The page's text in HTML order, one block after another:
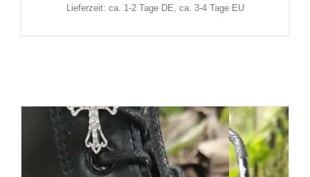
Lieferzeit: ca. 1-2 Tage DE, ca. 3-4 Tage EU